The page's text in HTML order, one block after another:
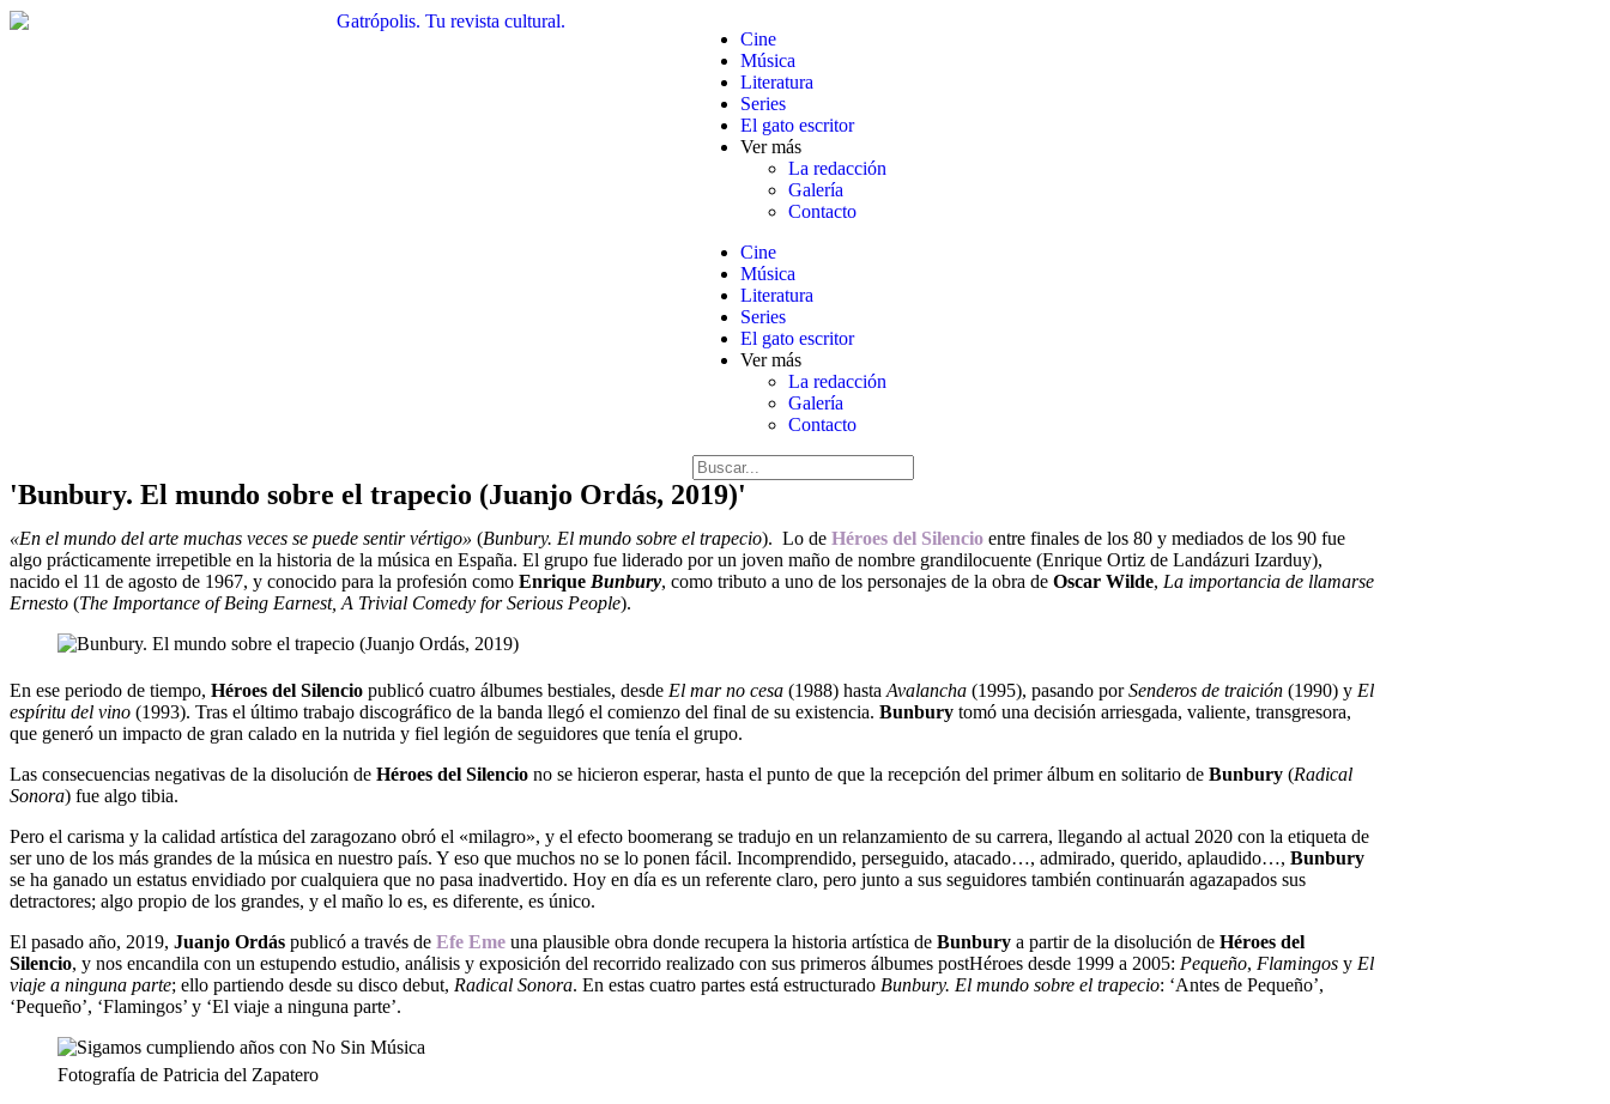
Cine
Música
Literatura
Series
El gato escritor
Ver más
La redacción
Galería
Contacto
Cine
Música
Literatura
Series
El gato escritor
Ver más
La redacción
Galería
Contacto
'Bunbury. El mundo sobre el trapecio (Juanjo Ordás, 2019)'
«En el mundo del arte muchas veces se puede sentir vértigo» (Bunbury. El mundo sobre el trapecio). Lo de Héroes del Silencio entre finales de los 80 y mediados de los 90 fue
algo prácticamente irrepetible en la historia de la música en España. El grupo fue liderado por un joven maño de nombre grandilocuente (Enrique Ortiz de Landázuri Izarduy),
nacido el 11 de agosto de 1967, y conocido para la profesión como Enrique Bunbury, como tributo a uno de los personajes de la obra de Oscar Wilde, La importancia de llamarse
Ernesto (The Importance of Being Earnest, A Trivial Comedy for Serious People).
En ese periodo de tiempo, Héroes del Silencio publicó cuatro álbumes bestiales, desde El mar no cesa (1988) hasta Avalancha (1995), pasando porSenderos de traición (1990) y El
espíritu del vino (1993). Tras el último trabajo discográfico de la banda llegó el comienzo del final de su existencia. Bunbury tomó una decisión arriesgada, valiente, transgresora,
que generó un impacto de gran calado en la nutrida y fiel legión de seguidores que tenía el grupo.
Las consecuencias negativas de la disolución de Héroes del Silencio no se hicieron esperar, hasta el punto de que la recepción del primer álbum en solitario de Bunbury (Radical
Sonora) fue algo tibia.
Pero el carisma y la calidad artística del zaragozano obró el «milagro», y el efecto boomerang se tradujo en un relanzamiento de su carrera, llegando al actual 2020 con la etiqueta de
ser uno de los más grandes de la música en nuestro país. Y eso que muchos no se lo ponen fácil. Incomprendido, perseguido, atacado…, admirado, querido, aplaudido…, Bunbury
se ha ganado un estatus envidiado por cualquiera que no pasa inadvertido. Hoy en día es un referente claro, pero junto a sus seguidores también continuarán agazapados sus
detractores; algo propio de los grandes, y el maño lo es, es diferente, es único.
El pasado año, 2019, Juanjo Ordás publicó a través de Efe Eme una plausible obra donde recupera la historia artística de Bunbury a partir de la disolución de Héroes del
Silencio, y nos encandila con un estupendo estudio, análisis y exposición del recorrido realizado con sus primeros álbumes postHéroes desde 1999 a 2005: Pequeño, Flamingos y El
viaje a ninguna parte; ello partiendo desde su disco debut, Radical Sonora. En estas cuatro partes está estructurado Bunbury. El mundo sobre el trapecio: ‘Antes de Pequeño’,
‘Pequeño’, ‘Flamingos’ y ‘El viaje a ninguna parte’.
Fotografía de Patricia del Zapatero